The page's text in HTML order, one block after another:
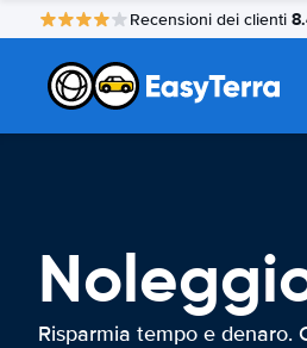
Recensioni dei clienti
Risparmia tempo e denaro.